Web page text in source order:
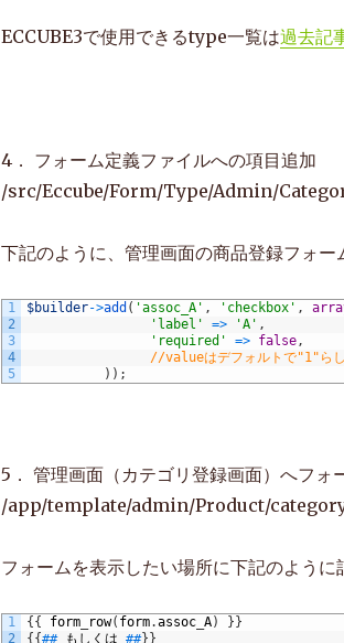
ECCUBE3で使用できるtype一覧は過去記
4． フォーム定義ファイルへの項目追加
/src/Eccube/Form/Type/Admin/
下記のように、管理画面の商品登録フォー
1
2
3
4
5
$builder->add ( 'assoc_A' , 'checkbox' ,
'label'
=> 'A' ,
'required'
=> false,
//valueはデフォルトで"1"ら
) ) ;
5． 管理画面（カテゴリ登録画面）へフォ
/app/template/admin/Product/
フォームを表示したい場所に下記のように
1
2
{ { form_ row( form.assoc_ A) } }
{ {## もしくは ##} }